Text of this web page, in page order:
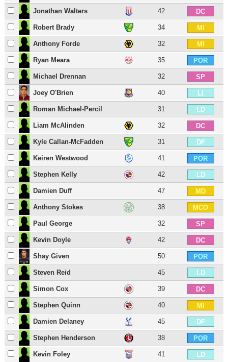
Jonathan Walters 42 DC
Robert Brady 34 MI
Anthony Forde 32 MI
Ryan Meara 35 POR
Michael Drennan 32 SP
Joey O'Brien 40 LI
Roman Michael-Percil 31 LD
Liam McAlinden 32 DC
Kyle Callan-McFadden 31 DF
Keiren Westwood 41 POR
Stephen Kelly 42 LD
Damien Duff 47 MD
Anthony Stokes 38 MCO
Paul George 32 SP
Kevin Doyle 42 DC
Shay Given 50 POR
Steven Reid 45 LD
Simon Cox 39 DC
Stephen Quinn 40 MI
Damien Delaney 45 DF
Stephen Henderson 38 POR
Kevin Foley 41 LD